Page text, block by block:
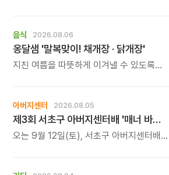
음식 2026.08.06
옹달샘 '말복맞이! 채개장 · 닭개장'
지친 여름을 따뜻하게 이겨낼 수 있도록
아버지센터 2026.08.05
제3회 서초구 아버지센터배 '매너 바둑왕' 대회
오는 9월 12일(토), 서초구 아버지센터배